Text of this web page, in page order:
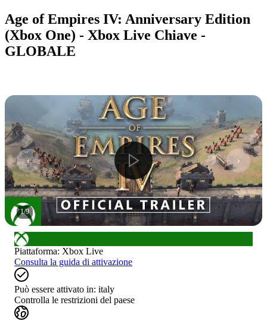
Age of Empires IV: Anniversary Edition
(Xbox One) - Xbox Live Chiave -
GLOBALE
1/9
Piattaforma: Xbox Live
Consulta la guida di attivazione
Può essere attivato in: italy
Controlla le restrizioni del paese